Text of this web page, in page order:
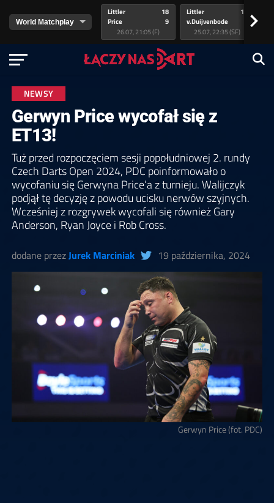
Littler
Price
18
9
26.07, 21:05 (F)
Littler
v.Duijvenbode
17
25.07, 22:35 (SF)
>
NEWSY
Gerwyn Price wycofał się z
ET13!
Tuż przed rozpoczęciem sesji popołudniowej 2. rundy
Czech Darts Open 2024, PDC poinformowało o
wycofaniu się Gerwyna Price’a z turnieju. Walijczyk
podjął tę decyzję z powodu ucisku nerwów szyjnych.
Wcześniej z rozgrywek wycofali się również Gary
Anderson, Ryan Joyce i Rob Cross.
dodane przezJurek Marciniak 19 października, 2024
Gerwyn Price (fot. PDC)